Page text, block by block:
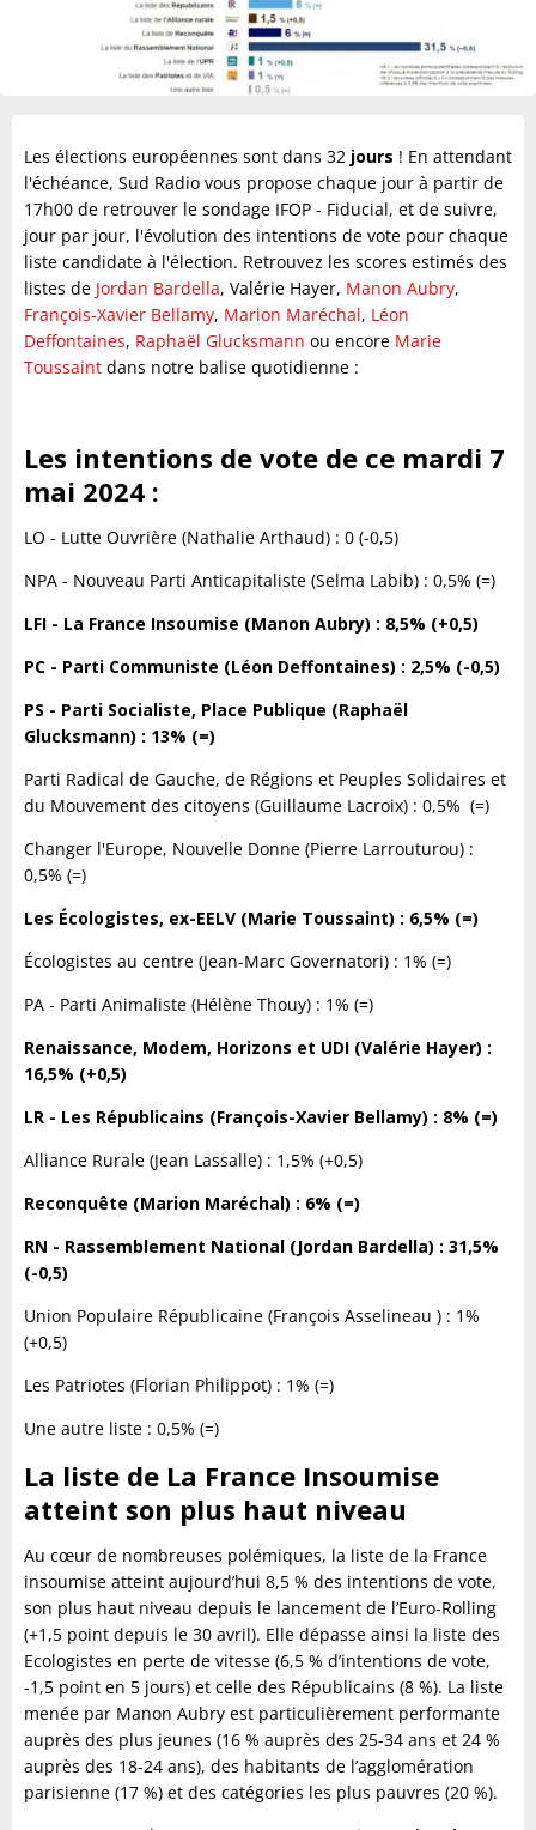
Les élections européennes sont dans 32 jours ! En attendant
l'échéance, Sud Radio vous propose chaque jour à partir de
17h00 de retrouver le sondage IFOP - Fiducial, et de suivre,
jour par jour, l'évolution des intentions de vote pour chaque
liste candidate à l'élection. Retrouvez les scores estimés des
listes de Jordan Bardella, Valérie Hayer, Manon Aubry,
François-Xavier Bellamy, Marion Maréchal, Léon
Deffontaines, Raphaël Glucksmann ou encore Marie
Toussaint dans notre balise quotidienne :
Les intentions de vote de ce mardi 7
mai 2024 :
LO - Lutte Ouvrière (Nathalie Arthaud) : 0 (-0,5)
NPA - Nouveau Parti Anticapitaliste (Selma Labib) : 0,5% (=)
LFI - La France Insoumise (Manon Aubry) : 8,5% (+0,5)
PC - Parti Communiste (Léon Deffontaines) : 2,5% (-0,5)
PS - Parti Socialiste, Place Publique (Raphaël
Glucksmann) : 13% (=)
Parti Radical de Gauche, de Régions et Peuples Solidaires et
du Mouvement des citoyens (Guillaume Lacroix) : 0,5% (=)
Changer l'Europe, Nouvelle Donne (Pierre Larrouturou) :
0,5% (=)
Les Écologistes, ex-EELV (Marie Toussaint) : 6,5% (=)
Écologistes au centre (Jean-Marc Governatori) : 1% (=)
PA - Parti Animaliste (Hélène Thouy) : 1% (=)
Renaissance, Modem, Horizons et UDI (Valérie Hayer) :
16,5% (+0,5)
LR - Les Républicains (François-Xavier Bellamy) : 8% (=)
Alliance Rurale (Jean Lassalle) : 1,5% (+0,5)
Reconquête (Marion Maréchal) : 6% (=)
RN - Rassemblement National (Jordan Bardella) : 31,5%
(-0,5)
Union Populaire Républicaine (François Asselineau ) : 1%
(+0,5)
Les Patriotes (Florian Philippot) : 1% (=)
Une autre liste : 0,5% (=)
La liste de La France Insoumise
atteint son plus haut niveau
Au cœur de nombreuses polémiques, la liste de la France
insoumise atteint aujourd’hui 8,5 % des intentions de vote,
son plus haut niveau depuis le lancement de l’Euro-Rolling
(+1,5 point depuis le 30 avril). Elle dépasse ainsi la liste des
Ecologistes en perte de vitesse (6,5 % d’intentions de vote,
-1,5 point en 5 jours) et celle des Républicains (8 %). La liste
menée par Manon Aubry est particulièrement performante
auprès des plus jeunes (16 % auprès des 25-34 ans et 24 %
auprès des 18-24 ans), des habitants de l’agglomération
parisienne (17 %) et des catégories les plus pauvres (20 %).